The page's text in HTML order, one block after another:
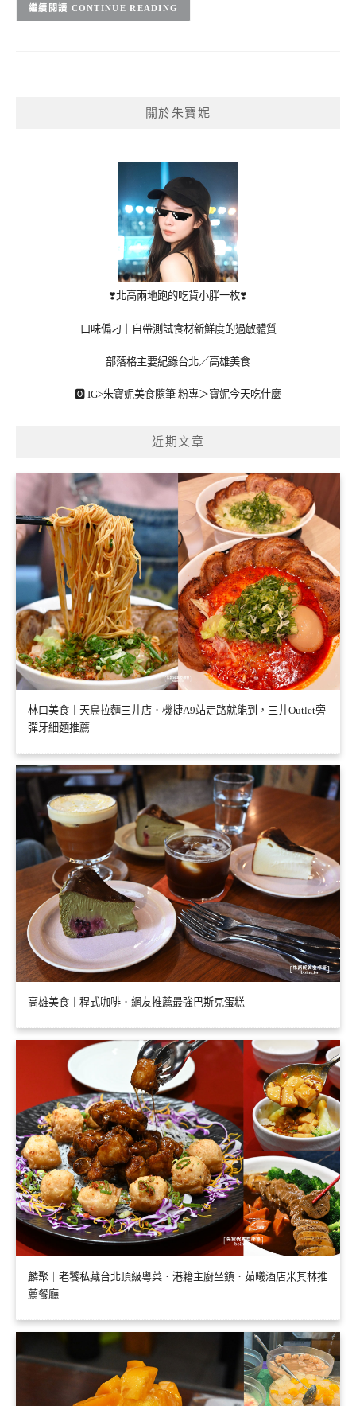
CONTINUE READING
關於朱寶妮
❣️北高兩地跑的吃貨小胖一枚❣️
口味偏刁｜自帶測試食材新鮮度的過敏體質
部落格主要紀錄台北／高雄美食
🅾 IG>朱寶妮美食隨筆 粉專＞寶妮今天吃什麼
近期文章
林口美食｜天鳥拉麵三井店．機捷A9站走路就能到，三井Outlet旁
彈牙細麵推薦
高雄美食｜程式咖啡．網友推薦最強巴斯克蛋糕
麟聚｜老饕私藏台北頂級粵菜．港籍主廚坐鎮．茹曦酒店米其林推
薦餐廳